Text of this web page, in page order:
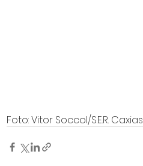
Foto: Vitor Soccol/S.E.R. Caxias